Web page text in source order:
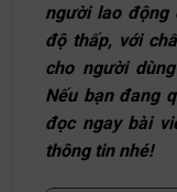
người lao động
độ thấp, với
cho người
Nếu bạn đang
đọc ngay bài
thông tin nhé!